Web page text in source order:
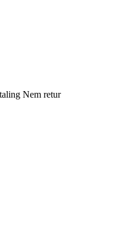
Nem retur